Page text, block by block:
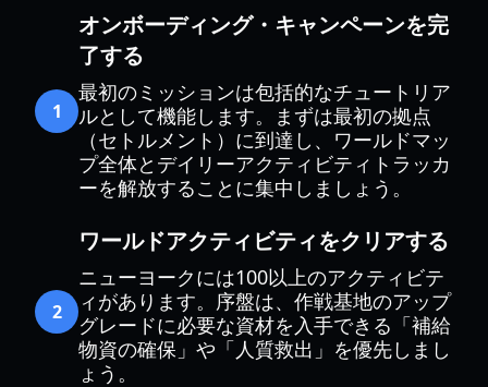
1
オンボーディング・キャンペーンを完
了する
最初のミッションは包括的なチュートリア
ルとして機能します。まずは最初の拠点
（セトルメント）に到達し、ワールドマッ
プ全体とデイリーアクティビティトラッカ
ーを解放することに集中しましょう。
2
ワールドアクティビティをクリアする
ニューヨークには100以上のアクティビテ
ィがあります。序盤は、作戦基地のアップ
グレードに必要な資材を入手できる「補給
物資の確保」や「人質救出」を優先しまし
ょう。